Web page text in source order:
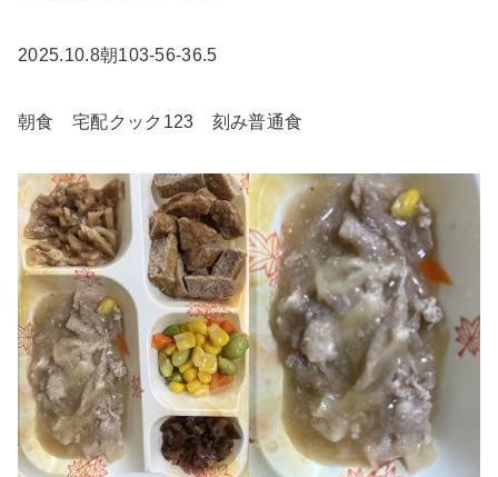
2025.10.8朝103-56-36.5
朝食 宅配クック123 刻み普通食